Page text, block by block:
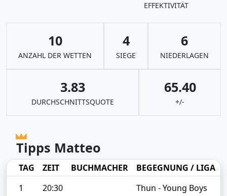
EFFEKTIVITÄT
10
ANZAHL DER WETTEN
4
SIEGE
6
NIEDERLAGEN
3.83
DURCHSCHNITTSQUOTE
65.40
+/-
Tipps Matteo
TAG ZEIT BUCHMACHER
BEGEGNUNG / LIGA
1
20:30 Thun - Young Boys